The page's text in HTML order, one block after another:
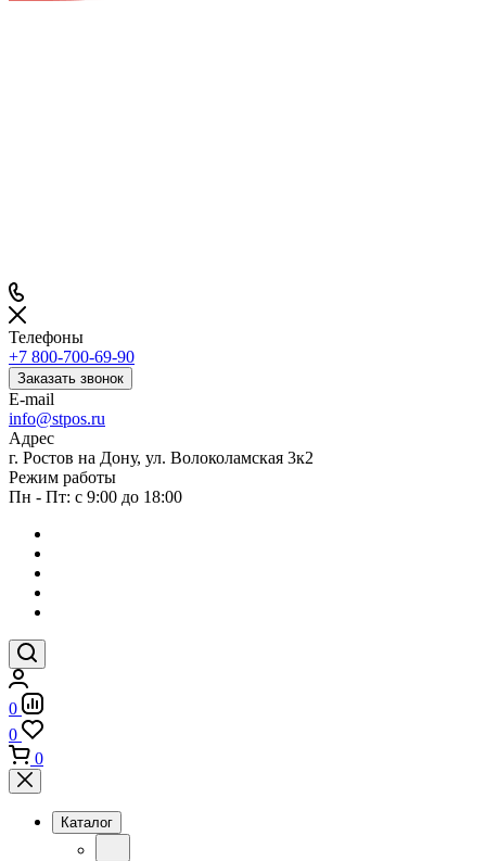
Телефоны
+7 800-700-69-90
Заказать звонок
E-mail
info@stpos.ru
Адрес
г. Ростов на Дону, ул. Волоколамская 3к2
Режим работы
Пн - Пт: с 9:00 до 18:00
0
0
0
Каталог